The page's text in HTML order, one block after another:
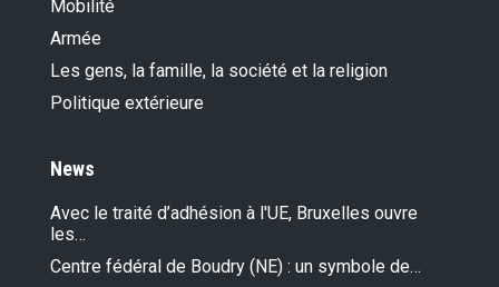
Mobilité
Armée
Les gens, la famille, la société et la religion
Politique extérieure
News
Avec le traité d’adhésion à l'UE, Bruxelles ouvre
les…
Centre fédéral de Boudry (NE) : un symbole de…